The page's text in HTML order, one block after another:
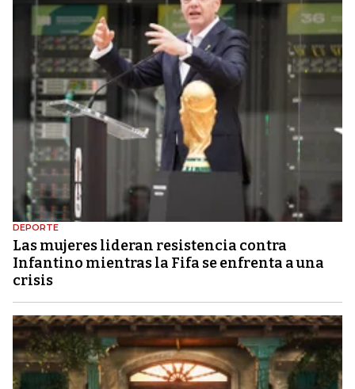
DEPORTE
Las mujeres lideran resistencia contra
Infantino mientras la Fifa se enfrenta a una
crisis